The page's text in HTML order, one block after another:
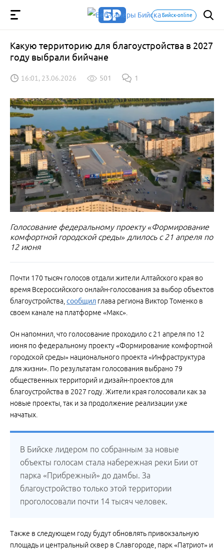
Бийск-online
Какую территорию для благоустройства в 2027
году выбрали бийчане
16:01, 23.06.2026 501 1
Голосование федеральному проекту «Формирование
комфортной городской среды» длилось с 21 апреля по
12 июня
Почти 170 тысяч голосов отдали жители Алтайского края во
время Всероссийского онлайн-голосования за выбор объектов
благоустройства,сообщил глава региона Виктор Томенко в
своем канале на платформе «Макс».
Он напомнил, что голосование проходило с 21 апреля по 12
июня по федеральному проекту «Формирование комфортной
городской среды» национального проекта «Инфраструктура
для жизни». По результатам голосования выбрано 79
общественных территорий и дизайн-проектов для
благоустройства в 2027 году. Жители края голосовали как за
новые проекты, так и за продолжение реализации уже
начатых.
В Бийске лидером по собранным за новые
объекты голосам стала набережная реки Бии от
парка «Прибрежный» до дамбы. За
благоустройство только этой территории
проголосовали почти 14 тысяч человек.
Также в следующем году будут обновлять привокзальную
площадь и центральный сквер в Славгороде, парк «Патриот» и